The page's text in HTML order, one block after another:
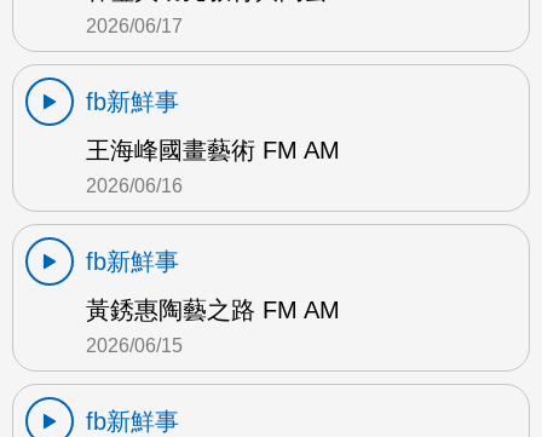
2026/06/17
fb新鮮事
王海峰國畫藝術 FM AM
2026/06/16
fb新鮮事
黃銹惠陶藝之路 FM AM
2026/06/15
fb新鮮事